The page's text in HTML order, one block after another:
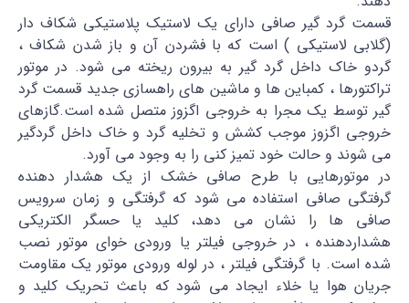
قسمت گرد گیر صافی دارای یک لاستیک پلاستیکی شکاف دار
(گلابی لاستیکی ) است که با فشردن آن و باز شدن شکاف ،
گردو خاک داخل گرد گیر به بیرون ریخته می شود. در موتور
تراکتورها ، کمباین ها و ماشین های راهسازی جدید قسمت گرد
گیر توسط یک مجرا به خروجی اگزوز متصل شده است.گازهای
خروجی اگزوز موجب کشش و تخلیه گرد و خاک داخل گردگیر
می شوند و حالت خود تمیز کنی را به وجود می آورد.
در موتورهایی با طرح صافی خشک از یک هشدار دهنده
گرفتگی صافی استفاده می شود که گرفتگی و زمان سرویس
صافی ها را نشان می دهد، کلید یا حسگر الکتریکی
هشداردهنده ، در خروجی فیلتر یا ورودی خوای موتور نصب
شده است. با گرفتگی فیلتر ، در لوله ورودی موتور یک مقاومت
جریان هوا یا خلاء ایجاد می شود که باعث تحریک کلید و